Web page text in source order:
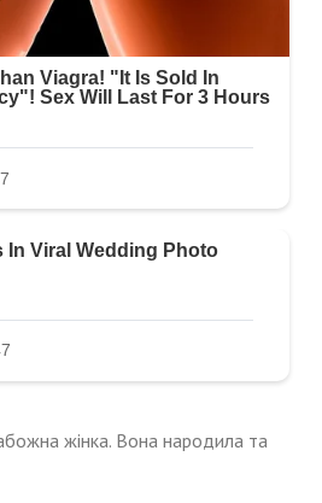
жінка. Вона народила та